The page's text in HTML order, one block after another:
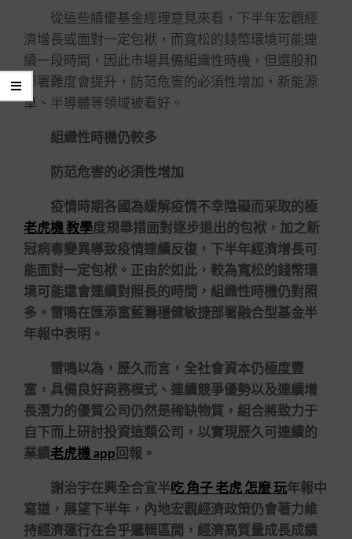
從這些績優基金經理意見來看，下半年宏觀經
濟增長或面對一定包袱，而寬松的錢幣環境可能連
續一段時間，因此市場具備組織性時機，但選股和
部署難度會提升，防范危害的必須性增加，新能源
車、半導體等領域被看好。
組織性時機仍較多
防范危害的必須性增加
疫情時期各國為緩解疫情不幸陰礙而采取的極
老虎機 教學度規舉措面對逐步退出的包袱，加之新
冠病毒變異導致疫情連續反復，下半年經濟增長可
能面對一定包袱。正由於如此，較為寬松的錢幣環
境可能還會連續對照長的時間，組織性時機仍對照
多。雷鳴在匯添富藍籌穩健敏捷部署融合型基金半
年報中表明。
雷鳴以為，歷久而言，全社會資本仍極度豐
富，具備良好商務模式、連續競爭優勢以及連續增
長潛力的優質公司仍然是稀缺物質，組合將致力于
自下而上研討投資這類公司，以實現歷久可連續的
業績老虎機 app回報。
謝治宇在興全合宜半吃 角子 老虎 怎麼 玩年報中
寫道，展望下半年，內地宏觀經濟政策仍會著力維
持經濟運行在合乎邏輯區間，經濟高質量成長成績